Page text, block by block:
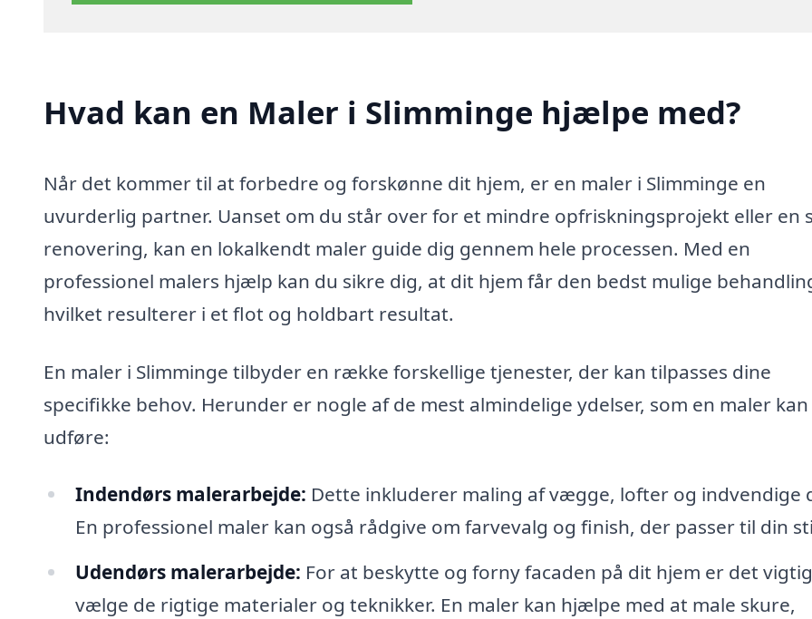
Hvad kan en Maler i Slimminge hjælpe med?
Når det kommer til at forbedre og forskønne dit hjem, er en maler i Slimminge en
uvurderlig partner. Uanset om du står over for et mindre opfriskningsprojekt eller en
renovering, kan en lokalkendt maler guide dig gennem hele processen. Med en
professionel malers hjælp kan du sikre dig, at dit hjem får den bedst mulige
hvilket resulterer i et flot og holdbart resultat.
En maler i Slimminge tilbyder en række forskellige tjenester, der kan tilpasses dine
specifikke behov. Herunder er nogle af de mest almindelige ydelser, som en maler kan
udføre:
Indendørs malerarbejde: Dette inkluderer maling af vægge, lofter og indvendige
En professionel maler kan også rådgive om farvevalg og finish, der passer til din
Udendørs malerarbejde: For at beskytte og forny facaden på dit hjem er det
vælge de rigtige materialer og teknikker. En maler kan hjælpe med at male skure,